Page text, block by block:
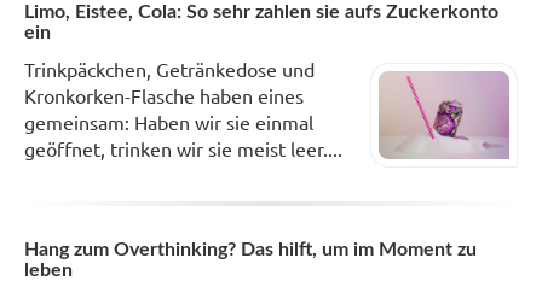
Limo, Eistee, Cola: So sehr zahlen sie aufs Zuckerkonto
ein
Trinkpäckchen, Getränkedose und
Kronkorken-Flasche haben eines
gemeinsam: Haben wir sie einmal
geöffnet, trinken wir sie meist leer....
Hang zum Overthinking? Das hilft, um im Moment zu
leben